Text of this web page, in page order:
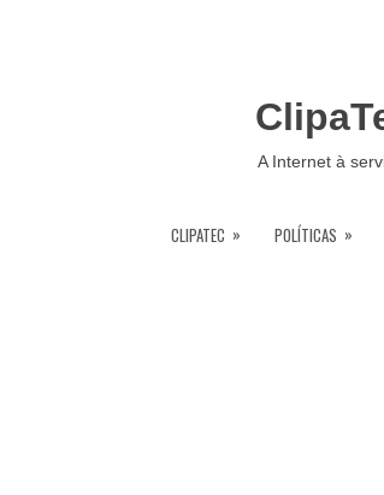
A Internet à
CLIPATEC » POLÍTICAS »